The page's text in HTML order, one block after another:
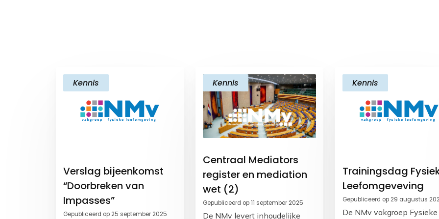
Kennis
Verslag bijeenkomst
“Doorbreken van
Impasses”
Gepubliceerd op 25 september 2025
Kennis
Centraal Mediators
register en mediation
wet (2)
Gepubliceerd op 11 september 2025
De NMv levert inhoudelijke
Kennis
Trainingsdag
Leefomgeveving
Gepubliceerd op 29 augustus
De NMv vakgroep Fysieke